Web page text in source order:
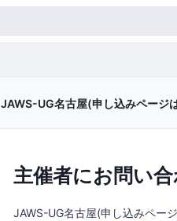
JAWS-UG名古屋(申し込みページ
主催者にお問い
JAWS-UG名古屋(申し込みペー